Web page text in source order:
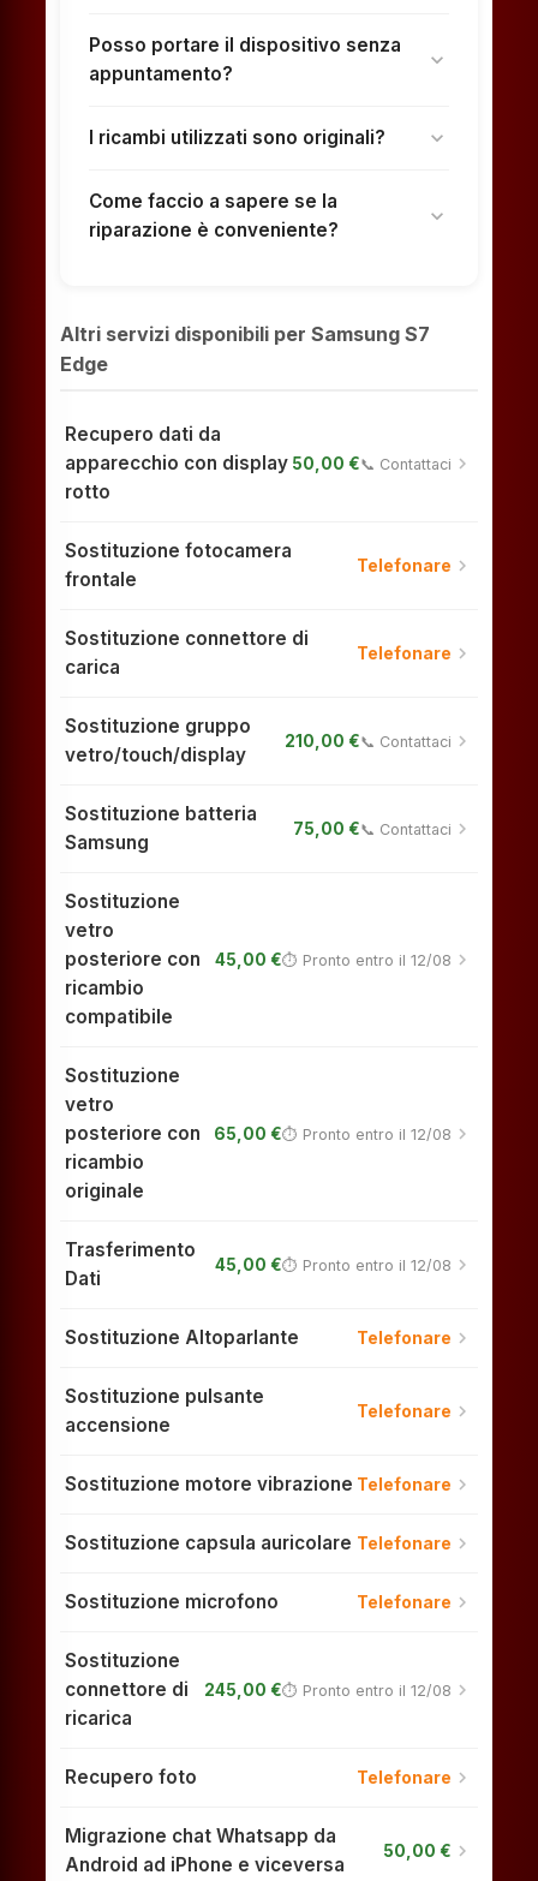
Posso portare il dispositivo senza
appuntamento?
expand_more
I ricambi utilizzati sono originali? expand_more
Come faccio a sapere se la
riparazione è conveniente?
expand_more
Altri servizi disponibili per Samsung S7
Edge
Recupero dati da
apparecchio con display
rotto
50,00 €📞 Contattaci chevron_right
Sostituzione fotocamera
frontale
Telefonare chevron_right
Sostituzione connettore di
carica
Telefonare chevron_right
Sostituzione gruppo
vetro/touch/display
210,00 €📞 Contattaci chevron_right
Sostituzione batteria
Samsung
75,00 €📞 Contattaci chevron_right
Sostituzione
vetro
posteriore con
ricambio
compatibile
45,00 €⏱ Pronto entro il 12/08 chevron_right
Sostituzione
vetro
posteriore con
ricambio
originale
65,00 €⏱ Pronto entro il 12/08 chevron_right
Trasferimento
Dati
45,00 €⏱ Pronto entro il 12/08 chevron_right
Sostituzione Altoparlante Telefonare chevron_right
Sostituzione pulsante
accensione
Telefonare chevron_right
Sostituzione motore vibrazione Telefonare chevron_right
Sostituzione capsula auricolare Telefonare chevron_right
Sostituzione microfono Telefonare chevron_right
Sostituzione
connettore di
ricarica
245,00 €⏱ Pronto entro il 12/08 chevron_right
Recupero foto Telefonare chevron_right
Migrazione chat Whatsapp da
Android ad iPhone e viceversa
50,00 € chevron_right